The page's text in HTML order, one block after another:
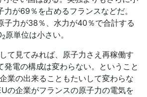
力が69％を占めるフランスなどだ。
子力が38％、水力が40％で合計する
2原単位は小さい。
て見てみれば、原子力さえ再稼働す
発電の構成は変わらない。ということ
業の出来ることもたいして変わらな
の企業がフランスの原子力の電気を